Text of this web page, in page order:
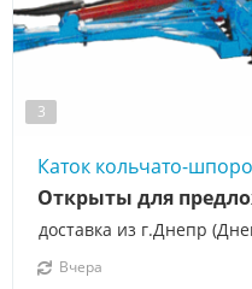
3
Каток кольчато-
доставка из г.Днепр
Открыты для
Вчера